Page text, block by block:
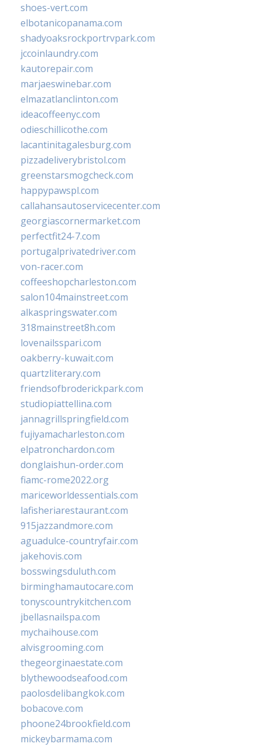
shoes-vert.com
elbotanicopanama.com
shadyoaksrockportrvpark.com
jccoinlaundry.com
kautorepair.com
marjaeswinebar.com
elmazatlanclinton.com
ideacoffeenyc.com
odieschillicothe.com
lacantinitagalesburg.com
pizzadeliverybristol.com
greenstarsmogcheck.com
happypawspl.com
callahansautoservicecenter.com
georgiascornermarket.com
perfectfit24-7.com
portugalprivatedriver.com
von-racer.com
coffeeshopcharleston.com
salon104mainstreet.com
alkaspringswater.com
318mainstreet8h.com
lovenailsspari.com
oakberry-kuwait.com
quartzliterary.com
friendsofbroderickpark.com
studiopiattellina.com
jannagrillspringfield.com
fujiyamacharleston.com
elpatronchardon.com
donglaishun-order.com
fiamc-rome2022.org
mariceworldessentials.com
lafisheriarestaurant.com
915jazzandmore.com
aguadulce-countryfair.com
jakehovis.com
bosswingsduluth.com
birminghamautocare.com
tonyscountrykitchen.com
jbellasnailspa.com
mychaihouse.com
alvisgrooming.com
thegeorginaestate.com
blythewoodseafood.com
paolosdelibangkok.com
bobacove.com
phoone24brookfield.com
mickeybarmama.com